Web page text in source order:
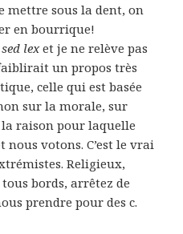
mettre sous la dent, on
en bourrique!
lexet je ne relève pas
un propos très
celle qui est basée
sur la morale, sur
la raison pour laquelle
nous votons. C’est le vrai
Religieux,
bords, arrêtez de
prendre pour des c.